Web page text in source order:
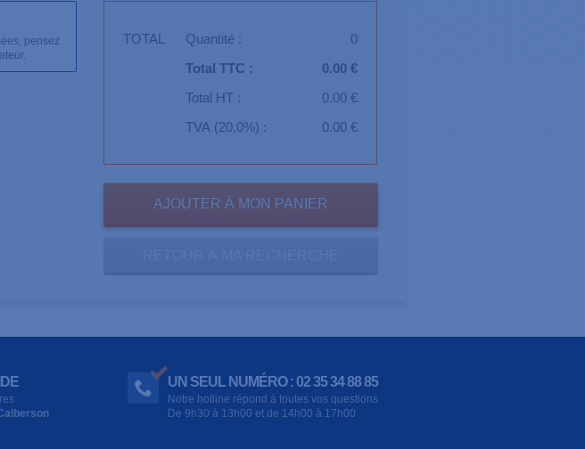
pensez
TOTAL Quantité :
0
Total TTC :
0.00 €
Total HT :
0.00 €
TVA (20,0%) :
0.00 €
UN SEUL NUMÉRO : 02 35 34 88 85
Notre hotline répond à toutes vos questions
De 9h30 à 13h00 et de 14h00 à 17h00